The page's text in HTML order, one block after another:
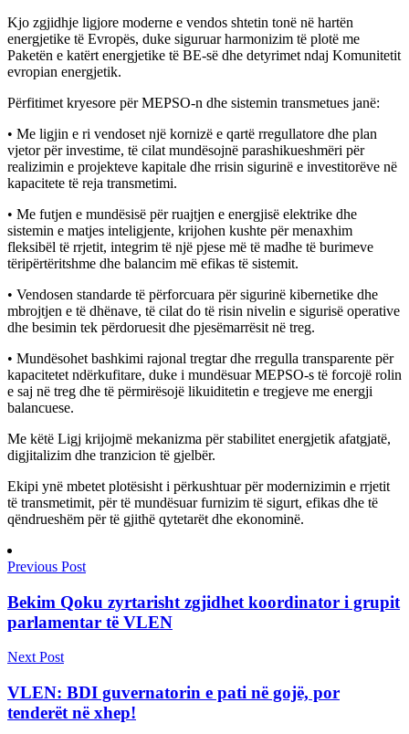
Kjo zgjidhje ligjore moderne e vendos shtetin tonë në hartën
energjetike të Evropës, duke siguruar harmonizim të plotë me
Paketën e katërt energjetike të BE-së dhe detyrimet ndaj Komunitetit
evropian energjetik.
Përfitimet kryesore për MEPSO-n dhe sistemin transmetues janë:
• Me ligjin e ri vendoset një kornizë e qartë rregullatore dhe plan
vjetor për investime, të cilat mundësojnë parashikueshmëri për
realizimin e projekteve kapitale dhe rrisin sigurinë e investitorëve në
kapacitete të reja transmetimi.
• Me futjen e mundësisë për ruajtjen e energjisë elektrike dhe
sistemin e matjes inteligjente, krijohen kushte për menaxhim
fleksibël të rrjetit, integrim të një pjese më të madhe të burimeve
tëripërtëritshme dhe balancim më efikas të sistemit.
• Vendosen standarde të përforcuara për sigurinë kibernetike dhe
mbrojtjen e të dhënave, të cilat do të risin nivelin e sigurisë operative
dhe besimin tek përdoruesit dhe pjesëmarrësit në treg.
• Mundësohet bashkimi rajonal tregtar dhe rregulla transparente për
kapacitetet ndërkufitare, duke i mundësuar MEPSO-s të forcojë rolin
e saj në treg dhe të përmirësojë likuiditetin e tregjeve me energji
balancuese.
Me këtë Ligj krijojmë mekanizma për stabilitet energjetik afatgjatë,
digjitalizim dhe tranzicion të gjelbër.
Ekipi ynë mbetet plotësisht i përkushtuar për modernizimin e rrjetit
të transmetimit, për të mundësuar furnizim të sigurt, efikas dhe të
qëndrueshëm për të gjithë qytetarët dhe ekonominë.
Previous Post
Bekim Qoku zyrtarisht zgjidhet koordinator i grupit
parlamentar të VLEN
Next Post
VLEN: BDI guvernatorin e pati në gojë, por
tenderët në xhep!